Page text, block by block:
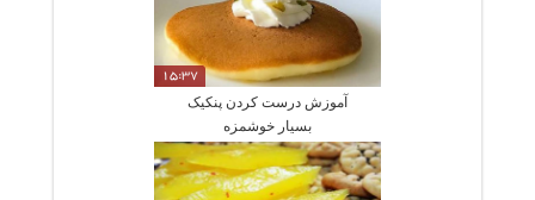
15:37
آموزش درست کردن پنکیک
بسیار خوشمزه